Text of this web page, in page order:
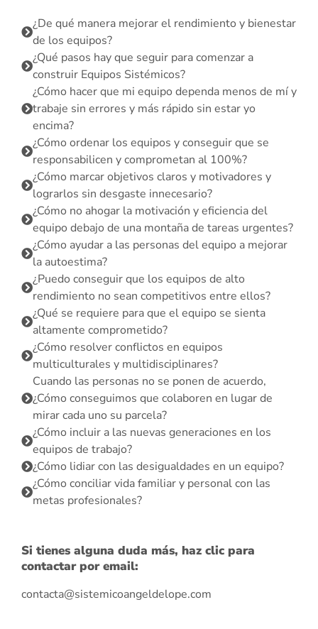
¿De qué manera mejorar el rendimiento y bienestar
de los equipos?
¿Qué pasos hay que seguir para comenzar a
construir Equipos Sistémicos?
¿Cómo hacer que mi equipo dependa menos de mí y
trabaje sin errores y más rápido sin estar yo
encima?
¿Cómo ordenar los equipos y conseguir que se
responsabilicen y comprometan al 100%?
¿Cómo marcar objetivos claros y motivadores y
lograrlos sin desgaste innecesario?
¿Cómo no ahogar la motivación y eficiencia del
equipo debajo de una montaña de tareas urgentes?
¿Cómo ayudar a las personas del equipo a mejorar
la autoestima?
¿Puedo conseguir que los equipos de alto
rendimiento no sean competitivos entre ellos?
¿Qué se requiere para que el equipo se sienta
altamente comprometido?
¿Cómo resolver conflictos en equipos
multiculturales y multidisciplinares?
Cuando las personas no se ponen de acuerdo,
¿Cómo conseguimos que colaboren en lugar de
mirar cada uno su parcela?
¿Cómo incluir a las nuevas generaciones en los
equipos de trabajo?
¿Cómo lidiar con las desigualdades en un equipo?
¿Cómo conciliar vida familiar y personal con las
metas profesionales?
Si tienes alguna duda más, haz clic para
contactar por email:
contacta@sistemicoangeldelope.com